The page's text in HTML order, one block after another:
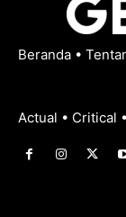
Beranda •
Actual • Critical